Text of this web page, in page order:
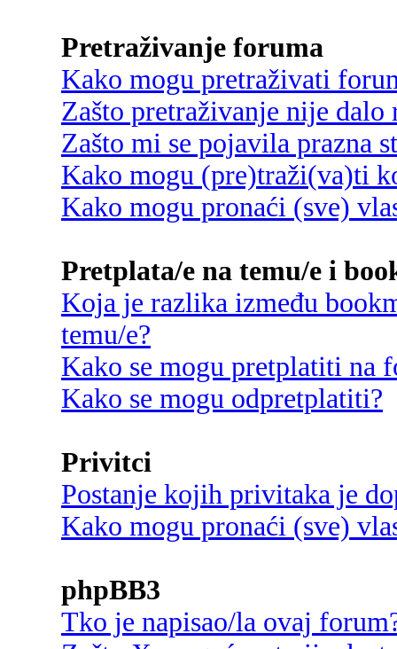
Pretraživanje foruma
Kako mogu pretraživati
Zašto pretraživanje nije dalo
Zašto mi se pojavila prazna
Kako mogu (pre)traži(va)ti
Kako mogu pronaći (sve)
Pretplata/e na temu/e i
Koja je razlika između
temu/e?
Kako se mogu pretplatiti na
Kako se mogu odpretplatiti?
Privitci
Postanje kojih privitaka je
Kako mogu pronaći (sve)
phpBB3
Tko je napisao/la ovaj